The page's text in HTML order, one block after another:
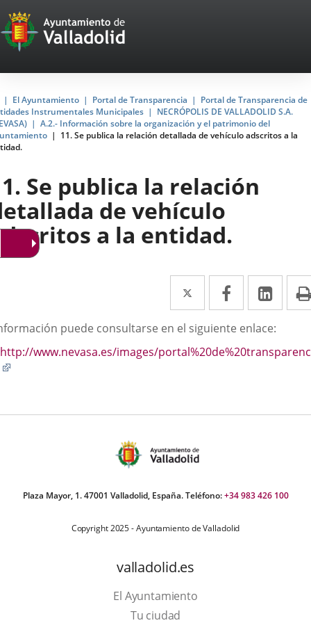
Portal
Web
del
Ayuntamiento
de
Valladolid
El Ayuntamiento Portal de Transparencia
Portal de Transparencia de
Instrumentales Municipales
NECRÓPOLIS DE VALLADOLID S.A.
A.2.- Información sobre la organización y el patrimonio del
11. Se publica la relación detallada de vehículo adscritos a la
Se publica la relación
de vehículo
a la entidad.
Twitter
Enlace
a
una
aplicación
Facebook
Enlace
a
una
aplicación
a
una
puede consultarse en el siguiente enlace:
http://www.nevasa.es/images/
aplicación
Plaza Mayor, 1. 47001 Valladolid, España. Teléfono:+34 983 426 100
Copyright 2025 - Ayuntamiento de Valladolid
valladolid.es
El Ayuntamiento
Tu ciudad